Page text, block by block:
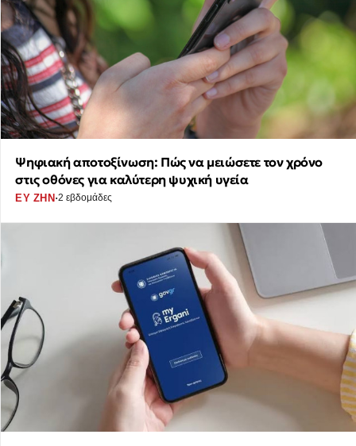
Ψηφιακή αποτοξίνωση: Πώς να μειώσετε τον χρόνο
στις οθόνες για καλύτερη ψυχική υγεία
ΕΥ ΖΗΝ·2 εβδομάδες